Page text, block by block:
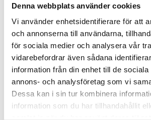
Denna webbplats använder cookies
Vi använder enhetsidentifierare för att
och annonserna till användarna,
för sociala medier och analysera vår
vidarebefordrar även sådana
information från din enhet till de sociala
annons- och analysföretag som vi
Dessa kan i sin tur kombinera
information som du har tillhandahållit
marraskuusta helmikuuhun. Sen
vangitsemaan koko sitrushedelmän tuoksu ja
ylelliseen tuoksukokemukseen.
"This creation is like a fresh and sparkling water,
to happiness and naturality!"
Parfymööri, Roxanne Kirkpatrick